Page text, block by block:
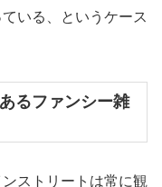
いる、というケース
るファンシー雑
ストリートは常に観